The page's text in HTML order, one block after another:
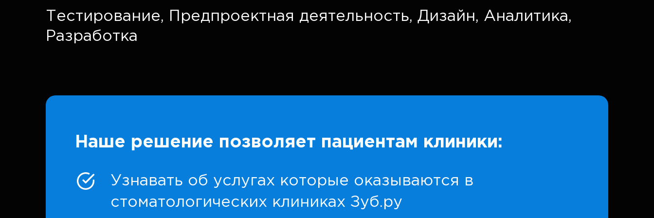
Тестирование, Предпроектная деятельность, Дизайн, Аналитика,
Разработка
Наше решение позволяет пациентам клиники:
Узнавать об услугах которые оказываются в
стоматологических клиниках Зуб.ру